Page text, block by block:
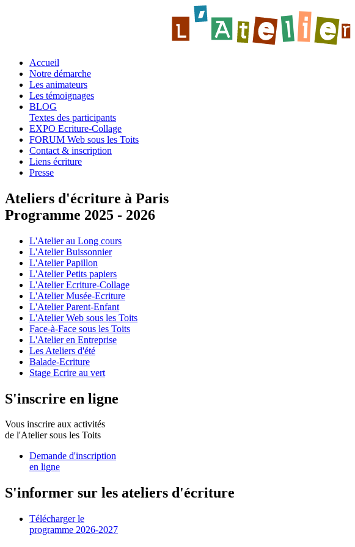
Accueil
Notre démarche
Les animateurs
Les témoignages
BLOG
Textes des participants
EXPO Ecriture-Collage
FORUM Web sous les Toits
Contact & inscription
Liens écriture
Presse
Ateliers d'écriture à Paris
Programme 2025 - 2026
L'Atelier au Long cours
L'Atelier Buissonnier
L'Atelier Papillon
L'Atelier Petits papiers
L'Atelier Ecriture-Collage
L'Atelier Musée-Ecriture
L'Atelier Parent-Enfant
L'Atelier Web sous les Toits
Face-à-Face sous les Toits
L'Atelier en Entreprise
Les Ateliers d'été
Balade-Ecriture
Stage Ecrire au vert
S'inscrire en ligne
Vous inscrire aux activités
de l'Atelier sous les Toits
Demande d'inscription
en ligne
S'informer sur les ateliers d'écriture
Télécharger le
programme 2026-2027